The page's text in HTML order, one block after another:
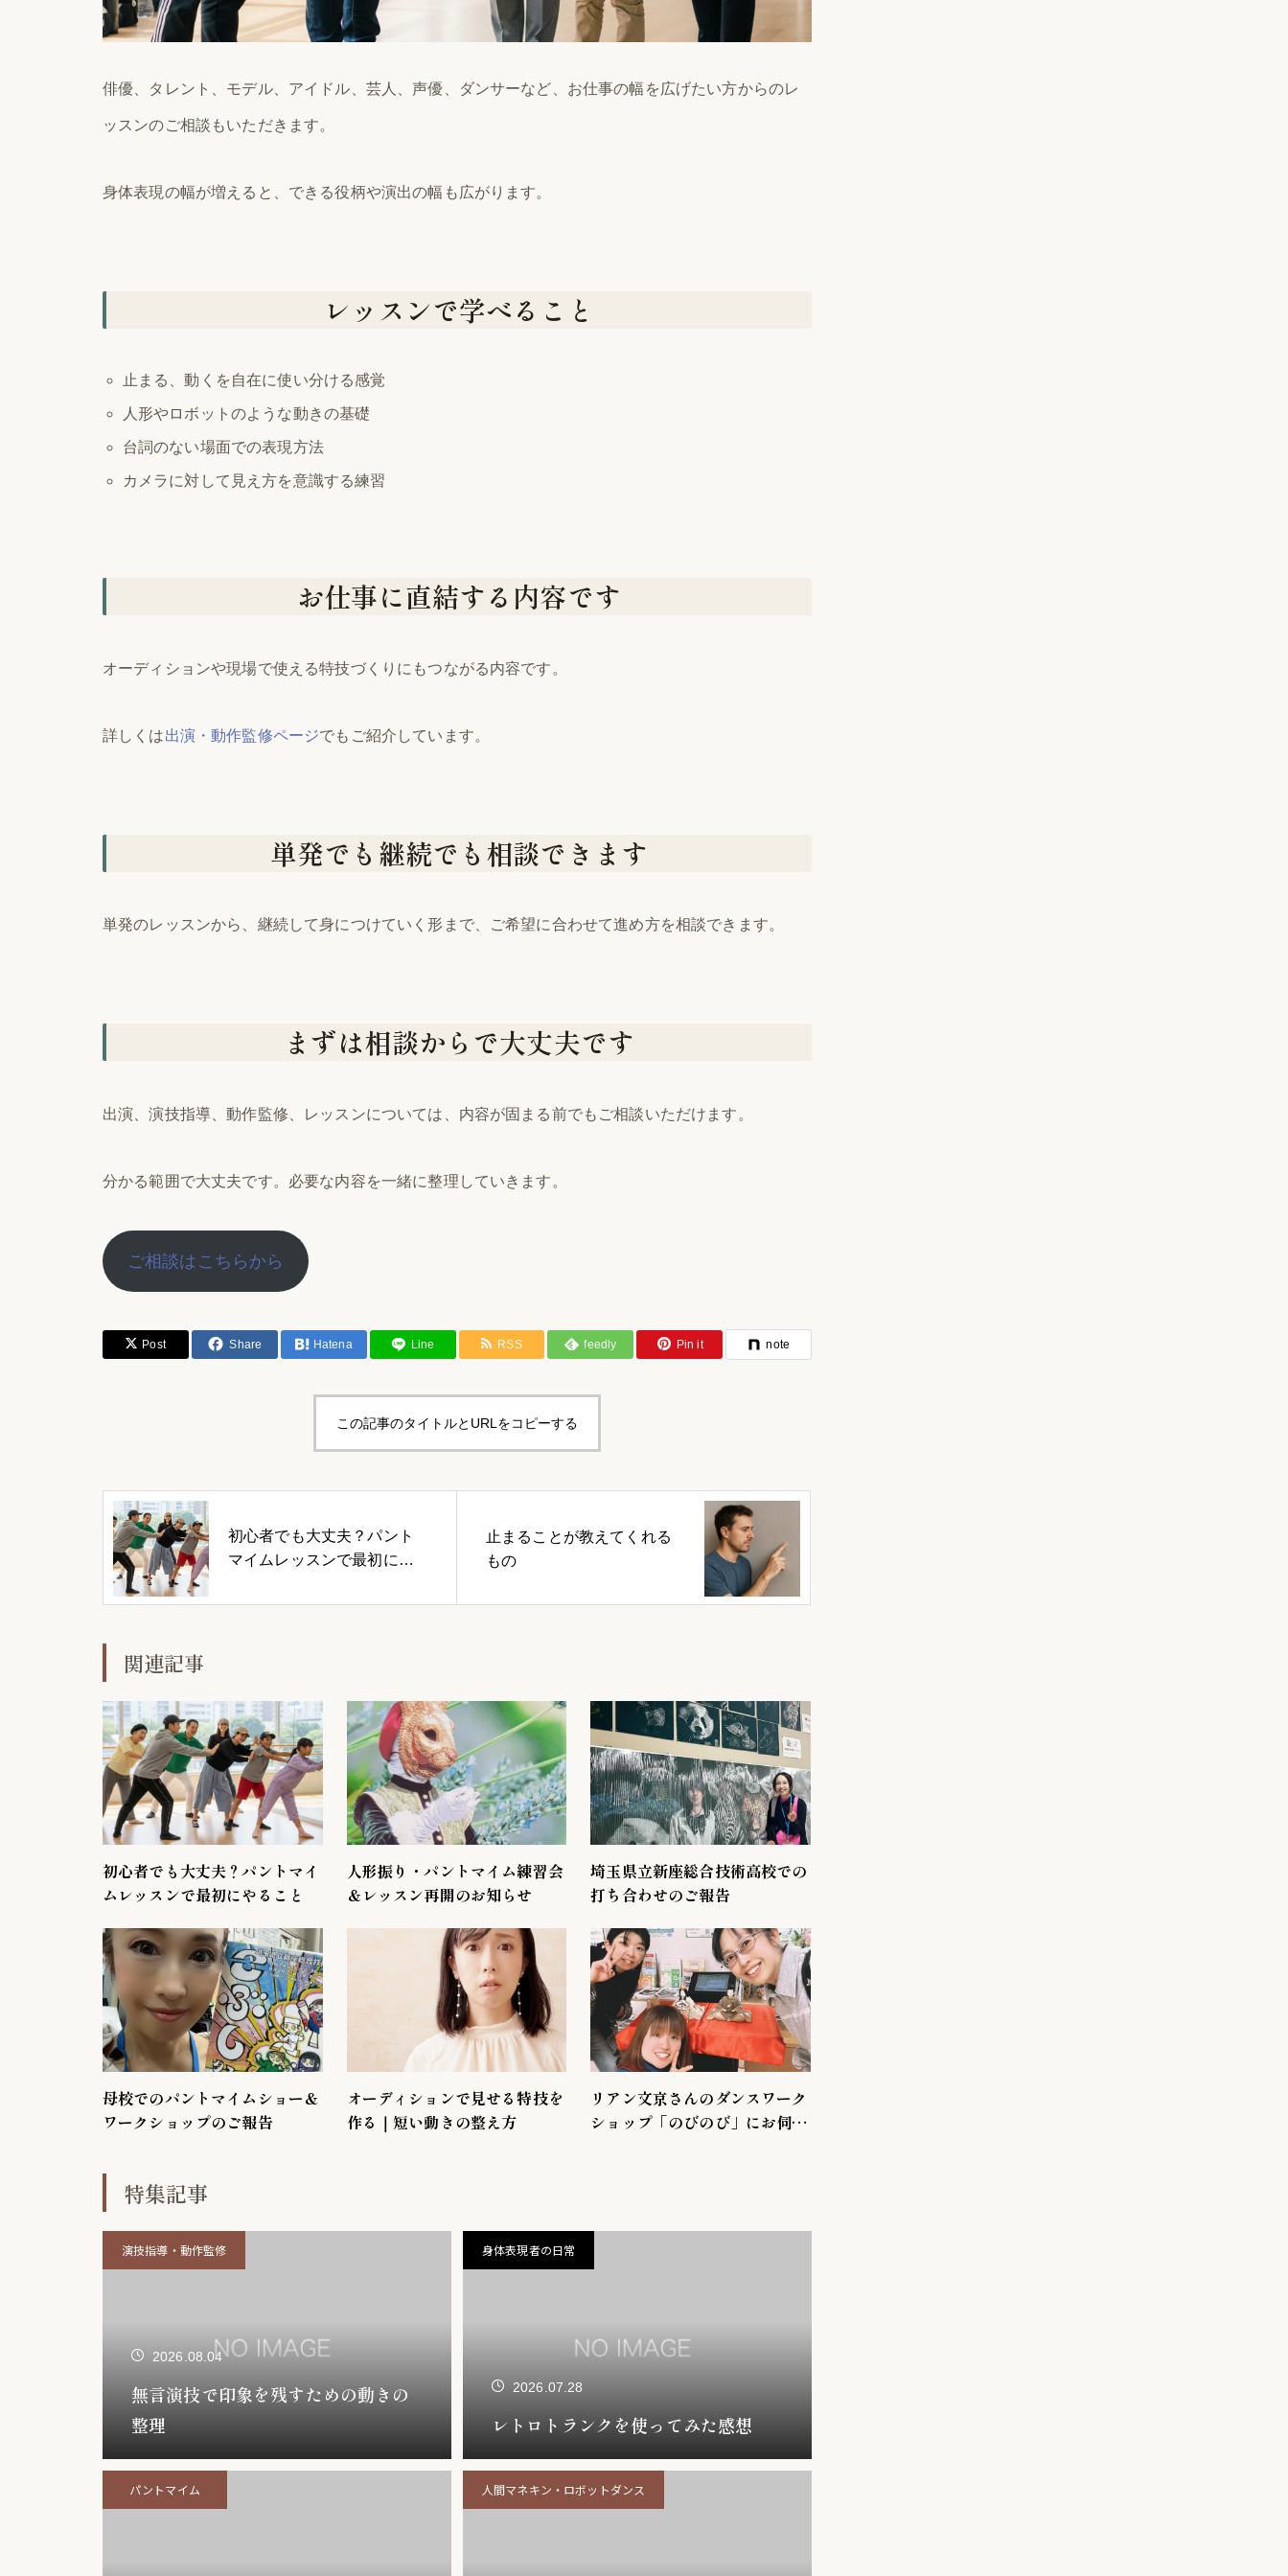
俳優、タレント、モデル、アイドル、芸人、声優、ダンサーなど、お仕事の幅を広げたい方からのレ
ッスンのご相談もいただきます。
身体表現の幅が増えると、できる役柄や演出の幅も広がります。
レッスンで学べること
止まる、動くを自在に使い分ける感覚
人形やロボットのような動きの基礎
台詞のない場面での表現方法
カメラに対して見え方を意識する練習
お仕事に直結する内容です
オーディションや現場で使える特技づくりにもつながる内容です。
詳しくは出演・動作監修ページでもご紹介しています。
単発でも継続でも相談できます
単発のレッスンから、継続して身につけていく形まで、ご希望に合わせて進め方を相談できます。
まずは相談からで大丈夫です
出演、演技指導、動作監修、レッスンについては、内容が固まる前でもご相談いただけます。
分かる範囲で大丈夫です。必要な内容を一緒に整理していきます。
ご相談はこちらから
Post Share Hatena Line RSS feedly Pin it note
この記事のタイトルとURLをコピーする
初心者でも大丈夫？パント
マイムレッスンで最初にや
止まることが教えてくれる
もの
関連記事
初心者でも大丈夫？パントマイ
ムレッスンで最初にやること
人形振り・パントマイム練習会
＆レッスン再開のお知らせ
埼玉県立新座総合技術高校での
打ち合わせのご報告
母校でのパントマイムショー＆
ワークショップのご報告
オーディションで見せる特技を
作る｜短い動きの整え方
リアン文京さんのダンスワーク
ショップ「のびのび」にお伺い
特集記事
演技指導・動作監修
2026.08.04
無言演技で印象を残すための動きの
整理
身体表現者の日常
2026.07.28
レトロトランクを使ってみた感想
パントマイム 人間マネキン・ロボットダンス